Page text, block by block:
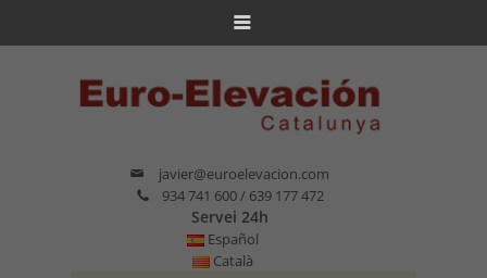
javier@euroelevacion.com
934 741 600 / 639 177 472
Servei 24h
Español
Català